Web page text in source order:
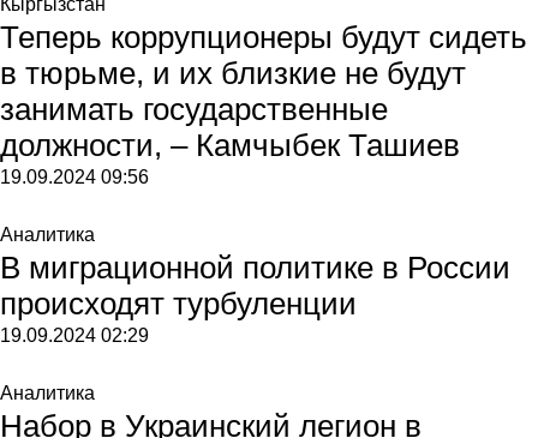
Теперь коррупционеры будут сидеть
в тюрьме, и их близкие не будут
занимать государственные
должности, – Камчыбек Ташиев
19.09.2024 09:56
Аналитика
В миграционной политике в России
происходят турбуленции
19.09.2024 02:29
Аналитика
Набор в Украинский легион в